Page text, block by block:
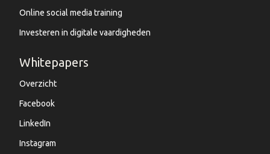
Online social media training
Investeren in digitale vaardigheden
Whitepapers
Overzicht
Facebook
LinkedIn
Instagram